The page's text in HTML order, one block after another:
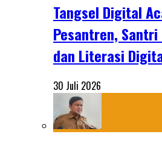
Tangsel Digital
Pesantren, Santri
dan Literasi
30 Juli 2026